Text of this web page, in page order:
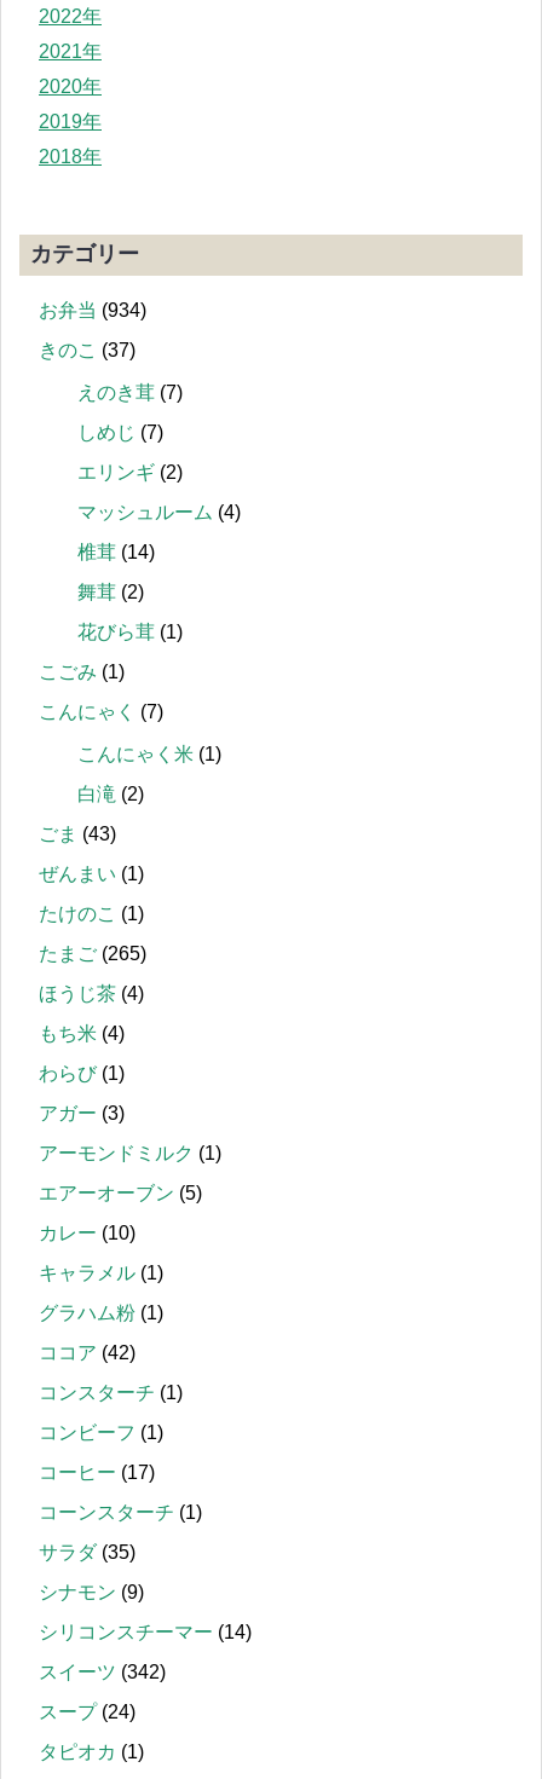
2022年
2021年
2020年
2019年
2018年
カテゴリー
お弁当 (934)
きのこ (37)
えのき茸 (7)
しめじ (7)
エリンギ (2)
マッシュルーム (4)
椎茸 (14)
舞茸 (2)
花びら茸 (1)
こごみ (1)
こんにゃく
(7)
こんにゃく米 (1)
白滝 (2)
ごま (43)
ぜんまい (1)
たけのこ (1)
たまご (265)
ほうじ茶 (4)
もち米 (4)
わらび(1)
アガー (3)
アーモンドミルク (1)
エアーオーブン (5)
カレー (10)
キャラメル (1)
グラハム粉 (1)
ココア (42)
コンスターチ (1)
コンビーフ (1)
コーヒー (17)
コーンスターチ (1)
サラダ(35)
シナモン (9)
シリコンスチーマー (14)
スイーツ (342)
スープ(24)
タピオカ (1)